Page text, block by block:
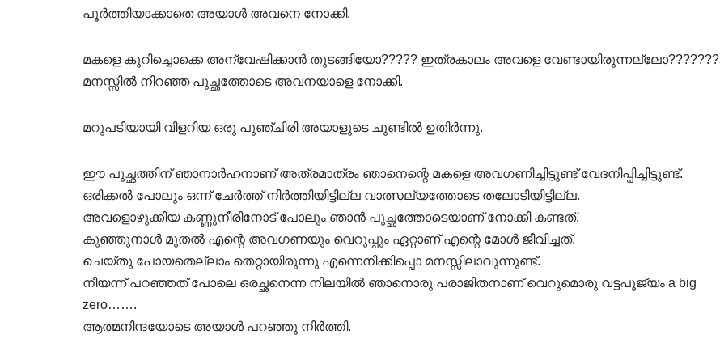
പൂർത്തിയാക്കാതെ അയാൾ അവനെ നോക്കി.
മകളെ കുറിച്ചൊക്കെ അന്വേഷിക്കാൻ തുടങ്ങിയോ????? ഇത്രകാലം അവളെ വേണ്ടായിരുന്നല്ലോ???????
മനസ്സിൽ നിറഞ്ഞ പുച്ഛത്തോടെ അവനയാളെ നോക്കി.
മറുപടിയായി വിളറിയ ഒരു പുഞ്ചിരി അയാളുടെ ചുണ്ടിൽ ഉതിർന്നു.
ഈ പുച്ഛത്തിന് ഞാനാർഹനാണ് അത്രമാത്രം ഞാനെന്റെ മകളെ അവഗണിച്ചിട്ടുണ്ട് വേദനിപ്പിച്ചിട്ടുണ്ട്.
ഒരിക്കൽ പോലും ഒന്ന് ചേർത്ത് നിർത്തിയിട്ടില്ല വാത്സല്യത്തോടെ തലോടിയിട്ടില്ല.
അവളൊഴുക്കിയ കണ്ണുനീരിനോട് പോലും ഞാൻ പുച്ഛത്തോടെയാണ് നോക്കി കണ്ടത്.
കുഞ്ഞുനാൾ മുതൽ എന്റെ അവഗണയും വെറുപ്പും ഏറ്റാണ് എന്റെ മോൾ ജീവിച്ചത്.
ചെയ്തു പോയതെല്ലാം തെറ്റായിരുന്നു എന്നെനിക്കിപ്പൊ മനസ്സിലാവുന്നുണ്ട്.
നീയന്ന് പറഞ്ഞത് പോലെ ഒരച്ഛനെന്ന നിലയിൽ ഞാനൊരു പരാജിതനാണ് വെറുമൊരു വട്ടപൂജ്യം a big
zero…….
ആത്മനിന്ദയോടെ അയാൾ പറഞ്ഞു നിർത്തി.